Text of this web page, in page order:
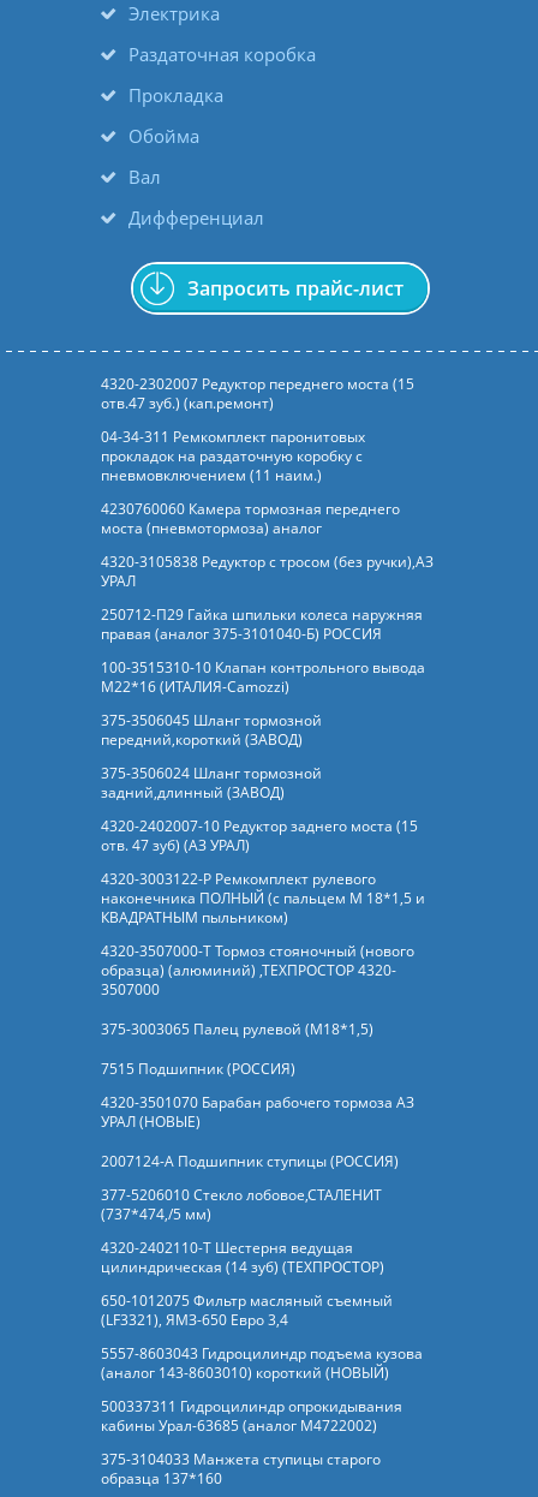
Электрика
Раздаточная коробка
Прокладка
Обойма
Вал
Дифференциал
Запросить прайс-лист
4320-2302007 Редуктор переднего моста (15
отв.47 зуб.) (кап.ремонт)
04-34-311 Ремкомплект паронитовых
прокладок на раздаточную коробку с
пневмовключением (11 наим.)
4230760060 Камера тормозная переднего
моста (пневмотормоза) аналог
4320-3105838 Редуктор с тросом (без ручки),АЗ
УРАЛ
250712-П29 Гайка шпильки колеса наружняя
правая (аналог 375-3101040-Б) РОССИЯ
100-3515310-10 Клапан контрольного вывода
М22*16 (ИТАЛИЯ-Camozzi)
375-3506045 Шланг тормозной
передний,короткий (ЗАВОД)
375-3506024 Шланг тормозной
задний,длинный (ЗАВОД)
4320-2402007-10 Редуктор заднего моста (15
отв. 47 зуб) (АЗ УРАЛ)
4320-3003122-Р Ремкомплект рулевого
наконечника ПОЛНЫЙ (с пальцем М 18*1,5 и
КВАДРАТНЫМ пыльником)
4320-3507000-Т Тормоз стояночный (нового
образца) (алюминий) ,ТЕХПРОСТОР 4320-
3507000
375-3003065 Палец рулевой (М18*1,5)
7515 Подшипник (РОССИЯ)
4320-3501070 Барабан рабочего тормоза АЗ
УРАЛ (НОВЫЕ)
2007124-А Подшипник ступицы (РОССИЯ)
377-5206010 Стекло лобовое,СТАЛЕНИТ
(737*474,/5 мм)
4320-2402110-Т Шестерня ведущая
цилиндрическая (14 зуб) (ТЕХПРОСТОР)
650-1012075 Фильтр масляный съемный
(LF3321), ЯМЗ-650 Евро 3,4
5557-8603043 Гидроцилиндр подъема кузова
(аналог 143-8603010) короткий (НОВЫЙ)
500337311 Гидроцилиндр опрокидывания
кабины Урал-63685 (аналог M4722002)
375-3104033 Манжета ступицы старого
образца 137*160